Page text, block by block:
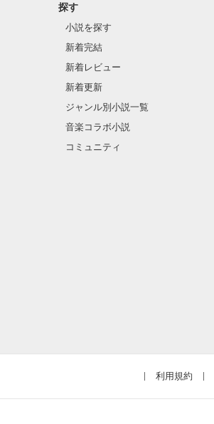
探す
小説を探す
新着完結
新着レビュー
新着更新
ジャンル別小説一覧
音楽コラボ小説
コミュニティ
利用規約